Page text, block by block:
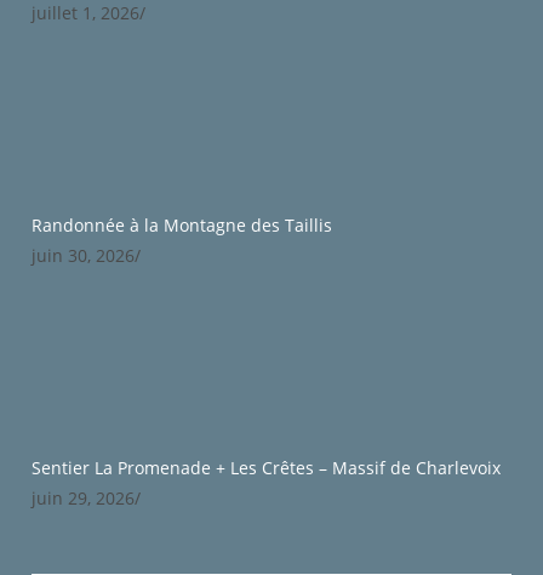
juillet 1, 2026/
Randonnée à la Montagne des Taillis
juin 30, 2026/
Sentier La Promenade + Les Crêtes – Massif de Charlevoix
juin 29, 2026/